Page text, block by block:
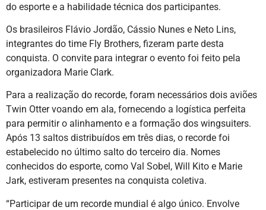
do esporte e a habilidade técnica dos participantes.
Os brasileiros Flávio Jordão, Cássio Nunes e Neto Lins,
integrantes do time Fly Brothers, fizeram parte desta
conquista. O convite para integrar o evento foi feito pela
organizadora Marie Clark.
Para a realização do recorde, foram necessários dois aviões
Twin Otter voando em ala, fornecendo a logística perfeita
para permitir o alinhamento e a formação dos wingsuiters.
Após 13 saltos distribuídos em três dias, o recorde foi
estabelecido no último salto do terceiro dia. Nomes
conhecidos do esporte, como Val Sobel, Will Kito e Marie
Jark, estiveram presentes na conquista coletiva.
“Participar de um recorde mundial é algo único. Envolve